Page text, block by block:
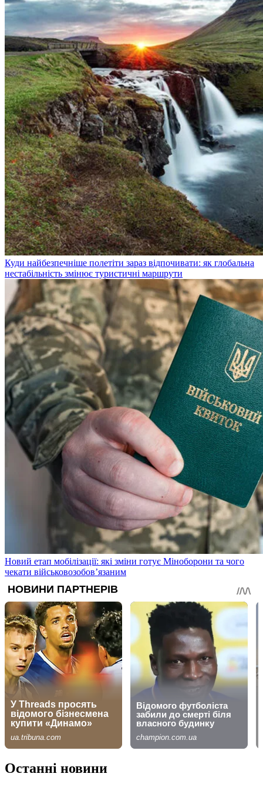
Куди найбезпечніше полетіти зараз відпочивати: як глобальна
нестабільність змінює туристичні маршрути
Новий етап мобілізації: які зміни готує Міноборони та чого
чекати військовозобов’язаним
Останні новини